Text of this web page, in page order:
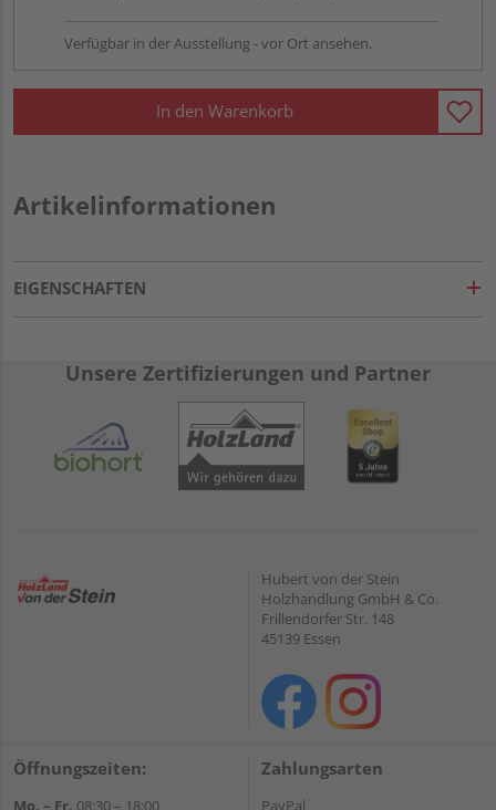
Verfügbar in der Ausstellung - vor Ort ansehen.
In den Warenkorb
Artikelinformationen
EIGENSCHAFTEN
Unsere Zertifizierungen und Partner
Hubert von der Stein
Holzhandlung GmbH & Co.
Frillendorfer Str. 148
45139 Essen
Öffnungszeiten:
Mo. – Fr. 08:30 – 18:00
Zahlungsarten
PayPal